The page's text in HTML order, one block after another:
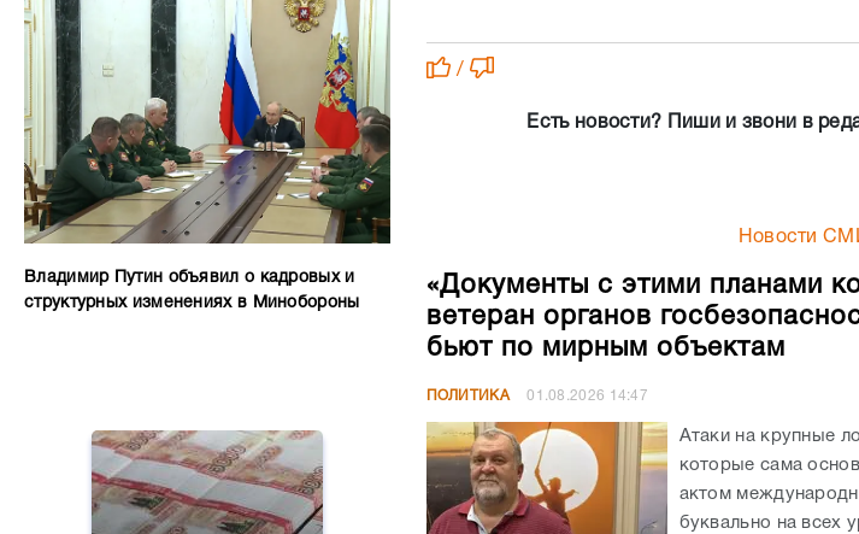
Владимир Путин объявил о кадровых и
структурных изменениях в Минобороны
/
Есть новости? Пиши и звони в
Новости
«Документы с этими планами
ветеран органов
бьют по мирным объектам
ПОЛИТИКА 01.08.2026 14:47
Атаки на крупные
которые сама
актом
буквально на всех